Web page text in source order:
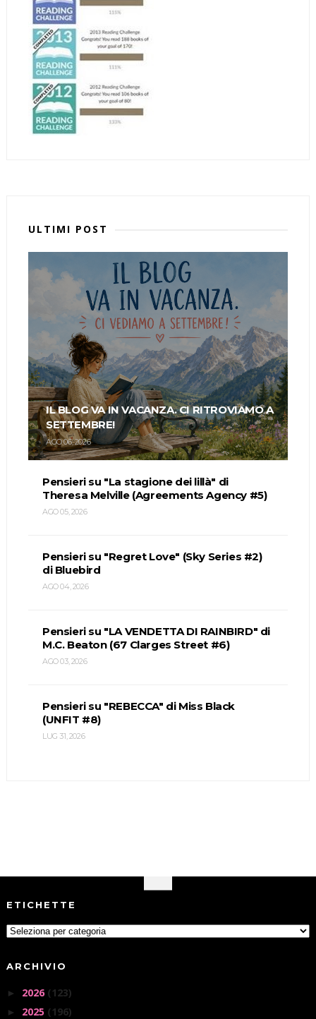
ULTIMI POST
IL BLOG VA IN VACANZA. CI RITROVIAMO A
SETTEMBRE!
AGO 06, 2026
Pensieri su "La stagione dei lillà" di
Theresa Melville (Agreements Agency #5)
AGO 05, 2026
Pensieri su "Regret Love" (Sky Series #2)
di Bluebird
AGO 04, 2026
Pensieri su "LA VENDETTA DI RAINBIRD" di
M.C. Beaton (67 Clarges Street #6)
AGO 03, 2026
Pensieri su "REBECCA" di Miss Black
(UNFIT #8)
LUG 31, 2026
ETICHETTE
ARCHIVIO
► 2026 (123)
► 2025 (196)